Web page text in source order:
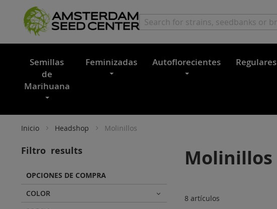
Semillas
de
Marihuana
Feminizadas Autoflorecientes Regulares
Inicio Headshop Molinillos
Molinillos
8 artículos
Filtro results
OPCIONES DE COMPRA
COLOR